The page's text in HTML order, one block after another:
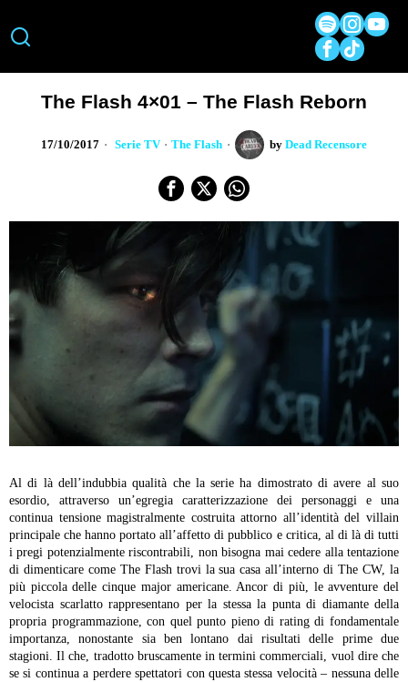
The Flash 4×01 – The Flash Reborn
17/10/2017 Serie TV · The Flash by Dead Recensore
Al di là dell’indubbia qualità che la serie ha dimostrato di avere al suo
esordio, attraverso un’egregia caratterizzazione dei personaggi e una
continua tensione magistralmente costruita attorno all’identità del villain
principale che hanno portato all’affetto di pubblico e critica, al di là di tutti
i pregi potenzialmente riscontrabili, non bisogna mai cedere alla tentazione
di dimenticare come The Flash trovi la sua casa all’interno di The CW, la
più piccola delle cinque major americane. Ancor di più, le avventure del
velocista scarlatto rappresentano per la stessa la punta di diamante della
propria programmazione, con quel punto pieno di rating di fondamentale
importanza, nonostante sia ben lontano dai risultati delle prime due
stagioni. Il che, tradotto bruscamente in termini commerciali, vuol dire che
se si continua a perdere spettatori con questa stessa velocità – nessuna delle